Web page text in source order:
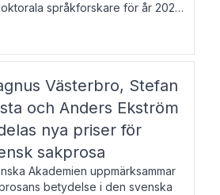
språkforskare för år 2026.
75 000 kronor per mottagare.
1984, är universitet
Västerbro, Stefan
och Anders Ekström
nya priser för
sakprosa
Akademien uppmärksammar
betydelse i den svenska